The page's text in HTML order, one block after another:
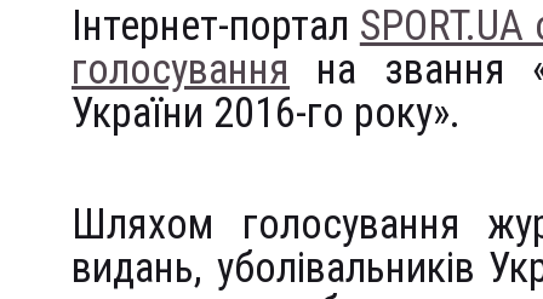
Інтернет-портал
голосування на звання
України 2016-го року».
Шляхом голосування
видань, уболівальників